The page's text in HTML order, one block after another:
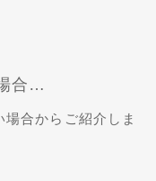
合…
合からご紹介しま